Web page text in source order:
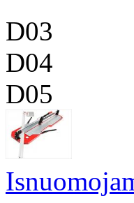
D03
D04
D05